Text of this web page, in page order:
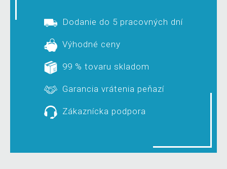
Dodanie do 5 pracovných dní
Výhodné ceny
99 % tovaru skladom
Garancia vrátenia peňazí
Zákaznícka podpora